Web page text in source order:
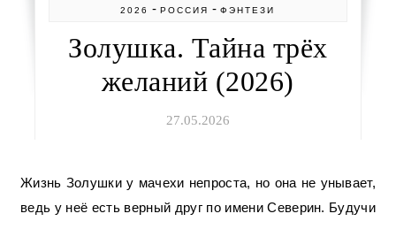
2026 -РОССИЯ -ФЭНТЕЗИ
Золушка. Тайна трёх
желаний (2026)
27.05.2026
Жизнь Золушки у мачехи непроста, но она не унывает,
ведь у неё есть верный друг по имени Северин. Будучи